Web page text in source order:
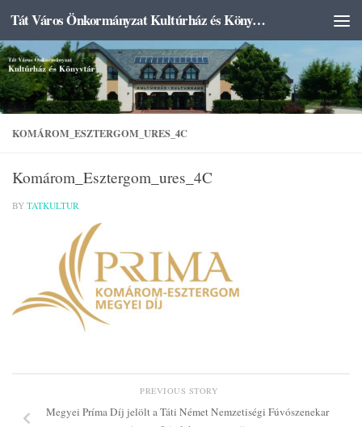
Skip to content Tát Város Önkormányzat Kultúrház és Könyvtár
KOMÁROM_ESZTERGOM_URES_4C
Komárom_Esztergom_ures_4C
BY TATKULTUR
PREVIOUS STORY
Megyei Príma Díj jelölt a Táti Német Nemzetiségi Fúvószenekar